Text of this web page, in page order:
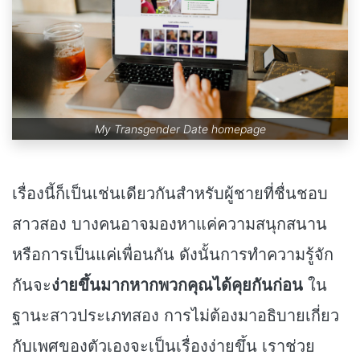
My Transgender Date homepage
เรื่องนี้ก็เป็นเช่นเดียวกันสำหรับผู้ชายที่ชื่นชอบ
สาวสอง บางคนอาจมองหาแค่ความสนุกสนาน
หรือการเป็นแค่เพื่อนกัน ดังนั้นการทำความรู้จัก
กันจะง่ายขึ้นมากหากพวกคุณได้คุยกันก่อน ใน
ฐานะสาวประเภทสอง การไม่ต้องมาอธิบายเกี่ยว
กับเพศของตัวเองจะเป็นเรื่องง่ายขึ้น เราช่วย